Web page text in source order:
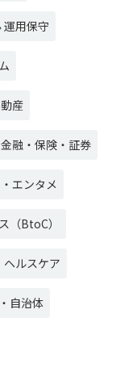
運用保守
産
金融・保険・証券
エンタメ
（BtoC）
ヘルスケア
自治体